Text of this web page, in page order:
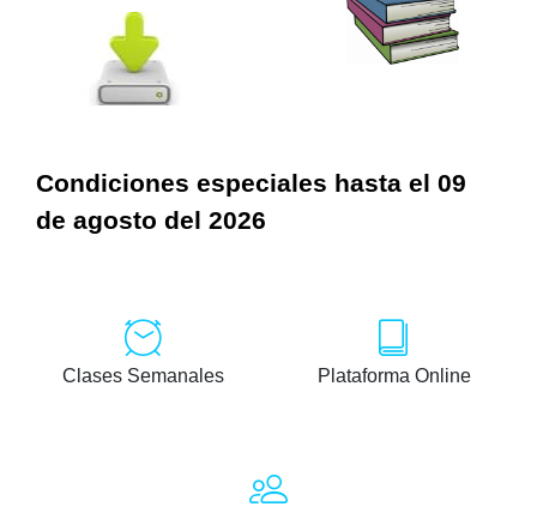
Condiciones especiales hasta el 09
de agosto del 2026
Clases Semanales Plataforma Online